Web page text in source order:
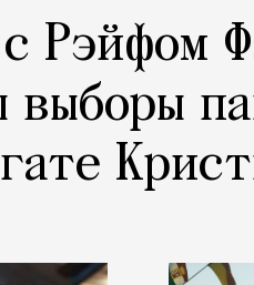
Рэйфом
выборы